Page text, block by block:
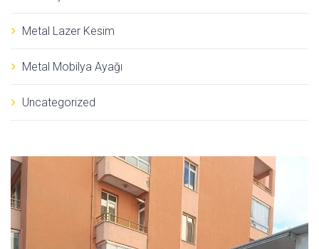
Metal Lazer Kesim
Metal Mobilya Ayağı
Uncategorized